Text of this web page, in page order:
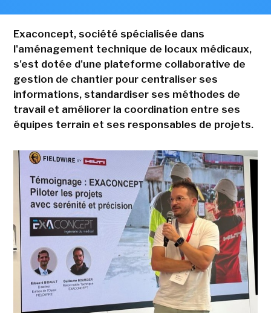
Exaconcept, société spécialisée dans
l'aménagement technique de locaux médicaux,
s'est dotée d'une plateforme collaborative de
gestion de chantier pour centraliser ses
informations, standardiser ses méthodes de
travail et améliorer la coordination entre ses
équipes terrain et ses responsables de projets.